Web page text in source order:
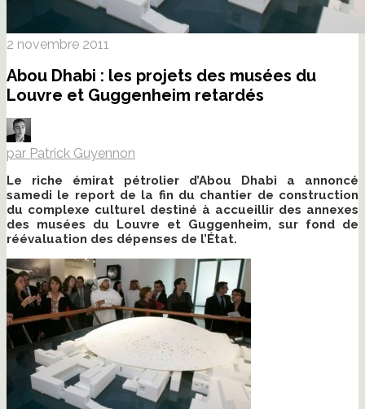
2 novembre 2011
Abou Dhabi : les projets des musées du
Louvre et Guggenheim retardés
par Patrick Guyennon
Le riche émirat pétrolier d’Abou Dhabi a annoncé
samedi le report de la fin du chantier de construction
du complexe culturel destiné à accueillir des annexes
des musées du Louvre et Guggenheim, sur fond de
réévaluation des dépenses de l’État.